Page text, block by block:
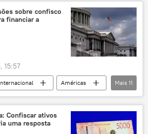
sobre confisco
financiar a
15:57
Américas
António Costa
Moscou
Conselho Europeu
Mais 11
Confiscar ativos
uma resposta